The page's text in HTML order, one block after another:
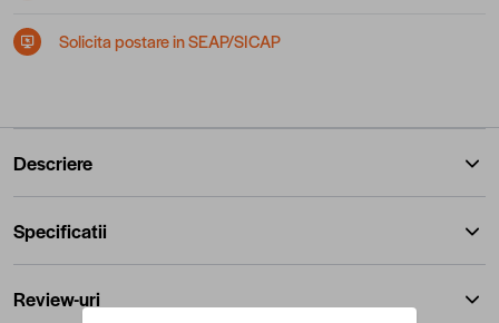
Solicita postare in SEAP/SICAP
Descriere
Specificatii
Review-uri